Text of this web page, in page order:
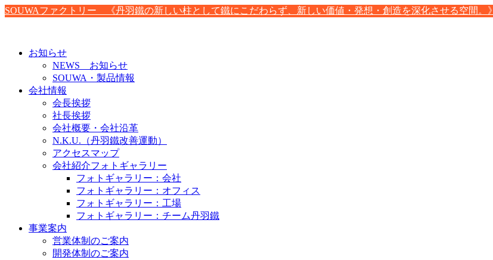
SOUWAファクトリー 《丹羽鐵の新しい柱として鐵にこだわらず、新しい価値・発想・創造を深化させる空間。》
お知らせ
NEWS お知らせ
SOUWA・製品情報
会社情報
会長挨拶
社長挨拶
会社概要・会社沿革
N.K.U.（丹羽鐵改善運動）
アクセスマップ
会社紹介フォトギャラリー
フォトギャラリー：会社
フォトギャラリー：オフィス
フォトギャラリー：工場
フォトギャラリー：チーム丹羽鐵
事業案内
営業体制のご案内
開発体制のご案内